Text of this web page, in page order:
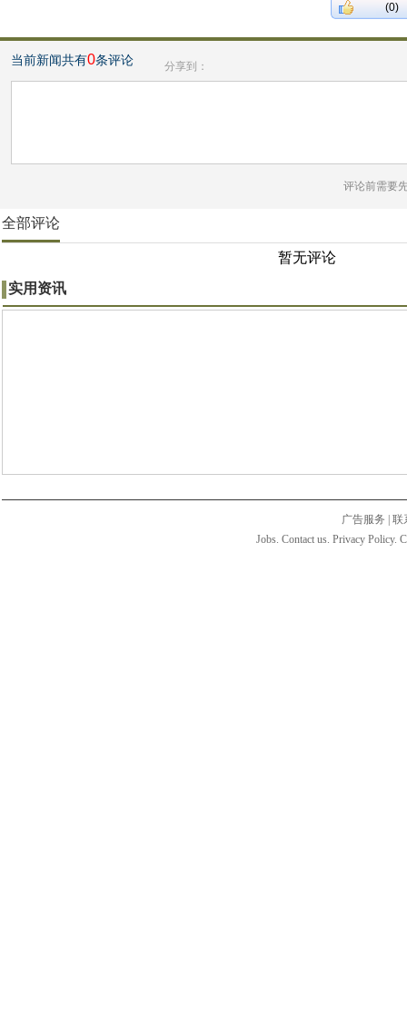
(0)
当前新闻共有0条评论 分享到：
评论前需要
全部评论
暂无评论
实用资讯
广告服务
联
Jobs. Contact us. Privacy Policy.